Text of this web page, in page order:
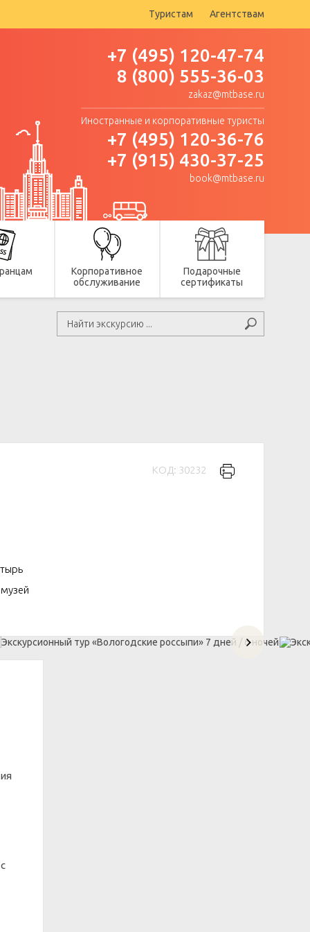
Туристам Агентствам
+7 (495) 120-47-74
8 (800) 555-36-03
zakaz@mtbase.ru
Иностранные и корпоративные туристы
+7 (495) 120-36-76
+7 (915) 430-37-25
book@mtbase.ru
Корпоративное
обслуживание
Подарочные
сертификаты
КОД: 30232